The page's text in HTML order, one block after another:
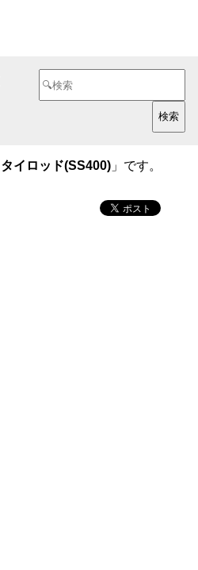
タイロッド(SS400) 」です。